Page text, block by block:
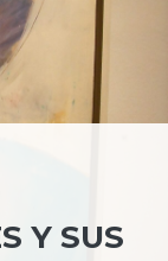
Y SUS